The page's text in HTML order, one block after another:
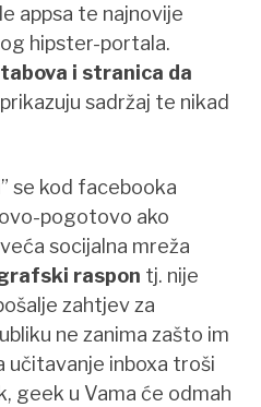
appsa te najnovije
hipster-portala.
i stranica da
sadržaj te nikad
se kod facebooka
pogotovo ako
socijalna mreža
raspon tj. nije
zahtjev za
ne zanima zašto im
učitavanje inboxa troši
geek u Vama će odmah